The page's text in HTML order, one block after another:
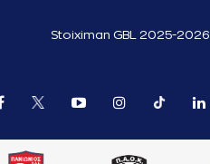
Stoiximan GBL 2025-2026